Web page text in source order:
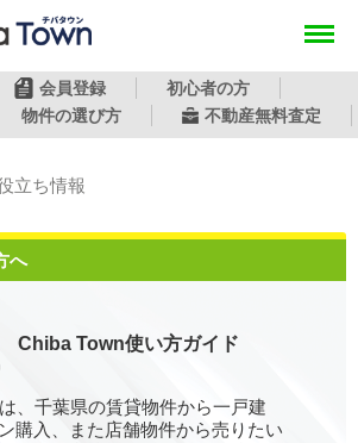
会員登録
初心者の方
物件の選び方 不動産無料査定
立ち情報
へ
Chiba Town使い方ガイド
、千葉県の賃貸物件から一戸建
購入、また店舗物件から売りたい